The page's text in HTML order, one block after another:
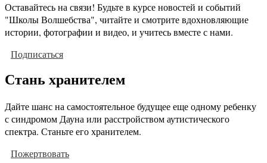
Оставайтесь на связи! Будьте в курсе новостей и событий
"Школы Волшебства", читайте и смотрите вдохновляющие
истории, фотографии и видео, и учитесь вместе с нами.
Подписаться
Стань хранителем
Дайте шанс на самостоятельное будущее еще одному ребенку
с синдромом Дауна или расстройством аутистического
спектра. Станьте его хранителем.
Пожертвовать